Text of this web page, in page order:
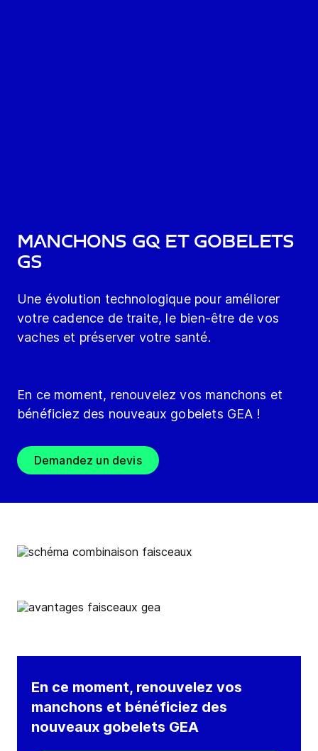
Manchons GQ et Gobelets
GS
Une évolution technologique pour améliorer
votre cadence de traite, le bien-être de vos
vaches et préserver votre santé.
En ce moment, renouvelez vos manchons et
bénéficiez des nouveaux gobelets GEA !
Demandez un devis
En ce moment, renouvelez vos
manchons et bénéficiez des
nouveaux gobelets GEA